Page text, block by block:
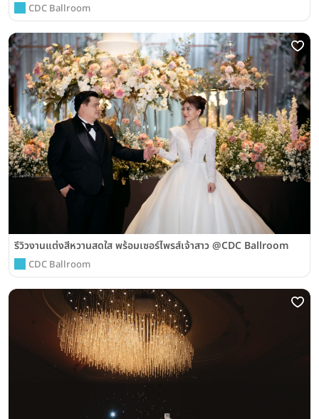
CDC Ballroom
รีวิวงานแต่งสีหวานสดใส พร้อมเซอร์ไพรส์เจ้าสาว @CDC Ballroom
CDC Ballroom